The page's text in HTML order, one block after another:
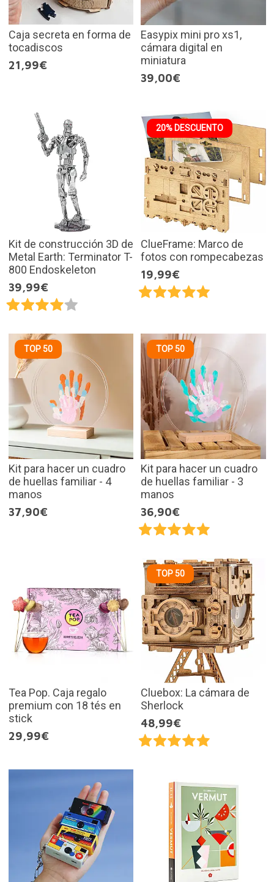
Caja secreta en forma de
tocadiscos
21,99€
Easypix mini pro xs1,
cámara digital en
miniatura
39,00€
Kit de construcción 3D de
Metal Earth: Terminator T-
800 Endoskeleton
39,99€
20% DESCUENTO
ClueFrame: Marco de
fotos con rompecabezas
19,99€
TOP 50
Kit para hacer un cuadro
de huellas familiar - 4
manos
37,90€
TOP 50
Kit para hacer un cuadro
de huellas familiar - 3
manos
36,90€
Tea Pop. Caja regalo
premium con 18 tés en
stick
29,99€
TOP 50
Cluebox: La cámara de
Sherlock
48,99€